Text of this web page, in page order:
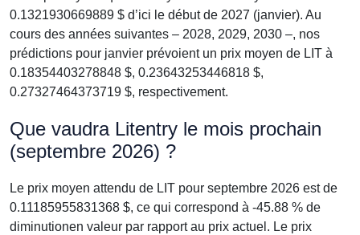
0.1321930669889 $ d’ici le début de 2027 (janvier). Au
cours des années suivantes – 2028, 2029, 2030 –, nos
prédictions pour janvier prévoient un prix moyen de LIT à
0.18354403278848 $, 0.23643253446818 $,
0.27327464373719 $, respectivement.
Que vaudra Litentry le mois prochain
(septembre 2026) ?
Le prix moyen attendu de LIT pour septembre 2026 est de
0.11185955831368 $, ce qui correspond à -45.88 % de
diminutionen valeur par rapport au prix actuel. Le prix